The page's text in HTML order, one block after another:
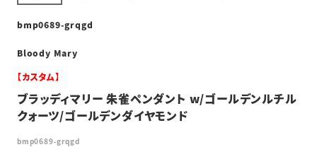
bmp0689-grqgd
Bloody Mary
【カスタム】
ブラッディマリー 朱雀ペンダント w/ゴールデンルチル
クォーツ/ゴールデンダイヤモンド
bmp0689-grqgd